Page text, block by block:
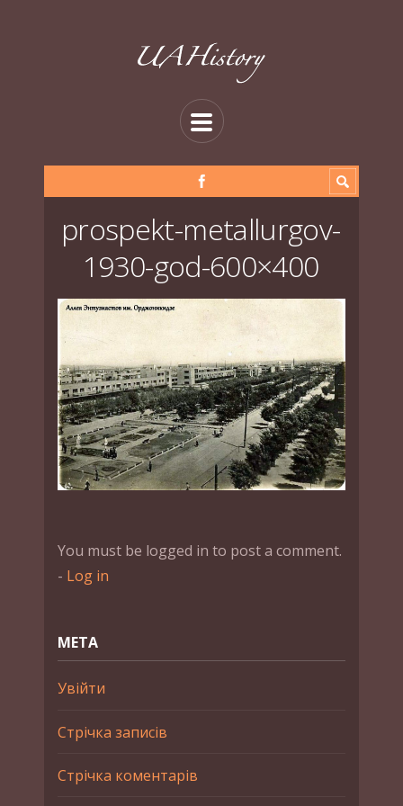
prospekt-metallurgov-
1930-god-600×400
You must be logged in to post a comment.
- Log in
МЕТА
Увійти
Стрічка записів
Стрічка коментарів